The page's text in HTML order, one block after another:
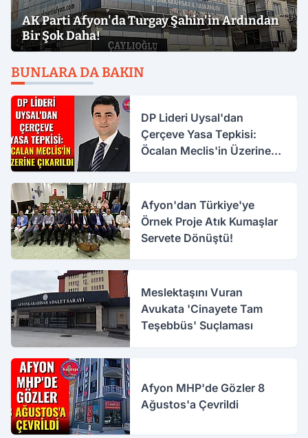
AK Parti Afyon'da Turgay Şahin'in Ardından
Bir Şok Daha!
BUNLARA DA BAKIN
DP Lideri Uysal'dan
Çerçeve Yasa Tepkisi:
Öcalan Meclis'in Üzerine
Afyon'dan Türkiye'ye
Örnek Proje Atık Kumaşlar
Servete Dönüştü!
Meslektaşını Vuran
Avukata 'Cinayete Tam
Teşebbüs' Suçlaması
Afyon MHP'de Gözler 8
Ağustos'a Çevrildi